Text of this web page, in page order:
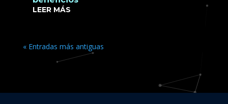
LEER MÁS
« Entradas más antiguas